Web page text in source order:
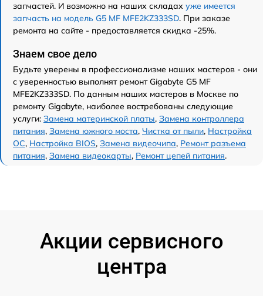
запчастей. И возможно на наших складах уже имеется
запчасть на модель G5 MF MFE2KZ333SD. При заказе
ремонта на сайте - предоставляется скидка -25%.
Знаем свое дело
Будьте уверены в профессионализме наших мастеров - они
с уверенностью выполнят ремонт Gigabyte G5 MF
MFE2KZ333SD. По данным наших мастеров в Москве по
ремонту Gigabyte, наиболее востребованы следующие
услуги: Замена материнской платы, Замена контроллера
питания, Замена южного моста, Чистка от пыли, Настройка
ОС, Настройка BIOS, Замена видеочипа, Ремонт разъема
питания, Замена видеокарты, Ремонт цепей питания.
Акции сервисного
центра